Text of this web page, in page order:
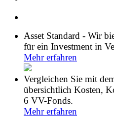
Asset Standard - Wir
für ein Investment in
Mehr erfahren
Vergleichen Sie mit
übersichtlich Kosten,
6 VV-Fonds.
Mehr erfahren